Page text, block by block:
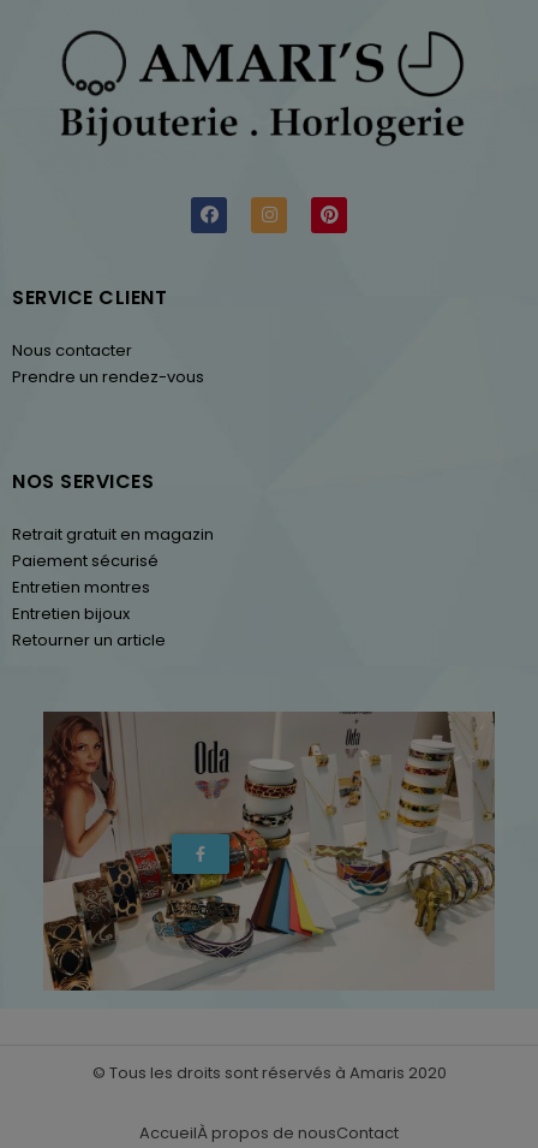
SERVICE CLIENT
Nous contacter
Prendre un rendez-vous
NOS SERVICES
Retrait gratuit en magazin
Paiement sécurisé
Entretien montres
Entretien bijoux
Retourner un article
© Tous les droits sont réservés à Amaris 2020
AccueilÀ propos de nousContact